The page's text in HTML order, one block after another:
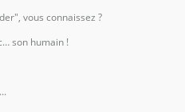
vous connaissez ?
son humain !